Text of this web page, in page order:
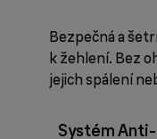
Bezpečná a
k žehlení. Bez
jejich spálení
Systém